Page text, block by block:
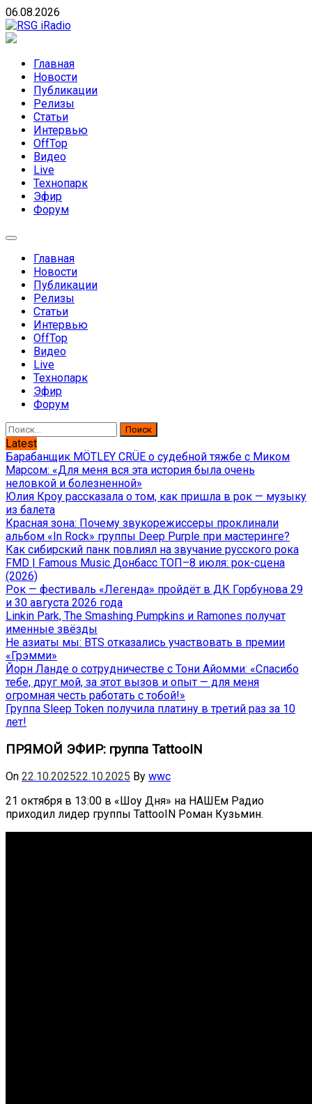
Skip
to
content
06.08.2026
направлений без возрастных ограничений
Главная
Новости
Публикации
Релизы
Статьи
Интервью
OffTop
Видео
Live
Технопарк
Эфир
Форум
Главная
Новости
Публикации
Релизы
Статьи
Интервью
OffTop
Видео
Live
Технопарк
Эфир
Форум
Найти:
Latest
Барабанщик MÖTLEY CRÜE о судебной тяжбе с Миком
Марсом: «Для меня вся эта история была очень
неловкой и болезненной»
Юлия Кроу рассказала о том, как пришла в рок — музыку
из балета
Красная зона: Почему звукорежиссеры проклинали
альбом «In Rock» группы Deep Purple при мастеринге?
Как сибирский панк повлиял на звучание русского рока
FMD | Famous Music Донбасс ТОП–8 июля: рок-сцена
(2026)
Рок — фестиваль «Легенда» пройдёт в ДК Горбунова 29
и 30 августа 2026 года
Linkin Park, The Smashing Pumpkins и Ramones получат
именные звёзды
Не азиаты мы: BTS отказались участвовать в премии
«Грэмми»
Йорн Ланде о сотрудничестве с Тони Айомми: «Спасибо
тебе, друг мой, за этот вызов и опыт — для меня
огромная честь работать с тобой!»
Группа Sleep Token получила платину в третий раз за 10
лет!
ПРЯМОЙ ЭФИР: группа TattooIN
On 22.10.202522.10.2025 By wwc
21 октября в 13:00 в «Шоу Дня» на НАШЕм Радио
приходил лидер группы TattooIN Роман Кузьмин.